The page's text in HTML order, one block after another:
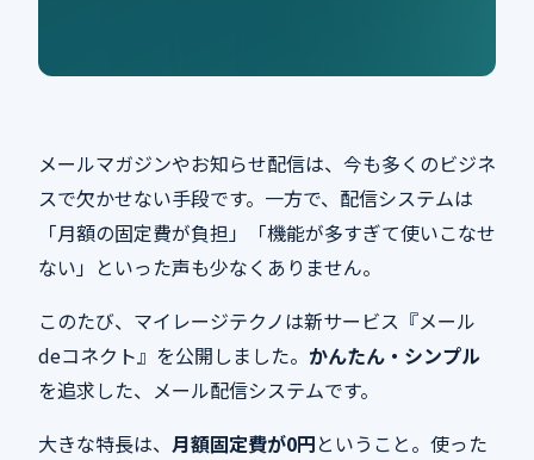
メールマガジンやお知らせ配信は、今も多くのビジネ
スで欠かせない手段です。一方で、配信システムは
「月額の固定費が負担」「機能が多すぎて使いこなせ
ない」といった声も少なくありません。
このたび、マイレージテクノは新サービス『メール
deコネクト』を公開しました。 かんたん・シンプル
を追求した、メール配信システムです。
大きな特長は、 月額固定費が0円ということ。使った